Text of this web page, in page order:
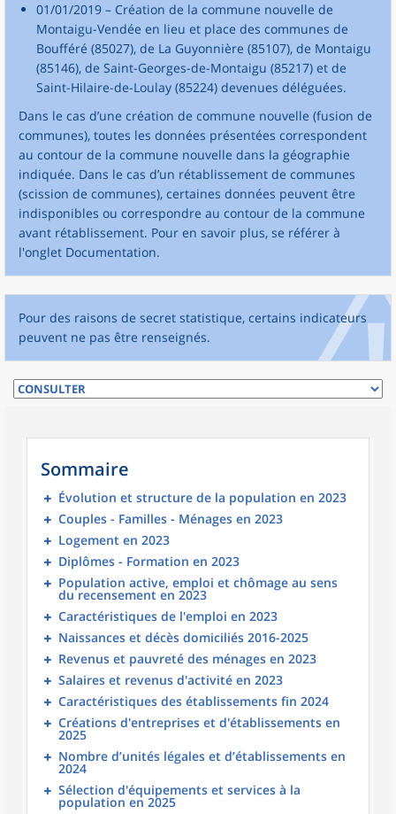
01/01/2019 – Création de la commune nouvelle de
Montaigu-Vendée en lieu et place des communes de
Boufféré (85027), de La Guyonnière (85107), de Montaigu
(85146), de Saint-Georges-de-Montaigu (85217) et de
Saint-Hilaire-de-Loulay (85224) devenues déléguées.
Dans le cas d’une création de commune nouvelle (fusion de
communes), toutes les données présentées correspondent
au contour de la commune nouvelle dans la géographie
indiquée. Dans le cas d’un rétablissement de communes
(scission de communes), certaines données peuvent être
indisponibles ou correspondre au contour de la commune
avant rétablissement. Pour en savoir plus, se référer à
l'onglet Documentation.
Pour des raisons de secret statistique, certains indicateurs
peuvent ne pas être renseignés.
Sommaire
Évolution et structure de la population en 2023
Couples - Familles - Ménages en 2023
Logement en 2023
Diplômes - Formation en 2023
Population active, emploi et chômage au sens
du recensement en 2023
Caractéristiques de l'emploi en 2023
Naissances et décès domiciliés 2016-2025
Revenus et pauvreté des ménages en 2023
Salaires et revenus d'activité en 2023
Caractéristiques des établissements fin 2024
Créations d'entreprises et d'établissements en
2025
Nombre d’unités légales et d’établissements en
2024
Sélection d'équipements et services à la
population en 2025